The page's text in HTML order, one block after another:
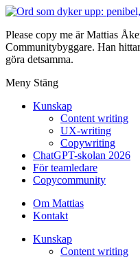
Please copy me är Mattias
Communitybyggare. Han
göra detsamma.
Meny Stäng
Kunskap
Content writing
UX-writing
Copywriting
ChatGPT-skolan 2026
För teamledare
Copycommunity
Om Mattias
Kontakt
Kunskap
Content writing